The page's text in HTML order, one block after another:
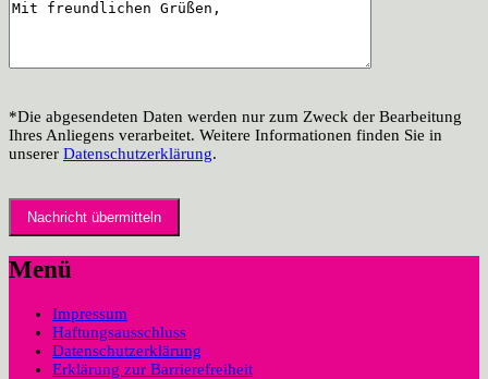
*Die abgesendeten Daten werden nur zum Zweck der Bearbeitung
Ihres Anliegens verarbeitet. Weitere Informationen finden Sie in
unserer Datenschutzerklärung.
Menü
Impressum
Haftungsausschluss
Datenschutzerklärung
Erklärung zur Barrierefreiheit